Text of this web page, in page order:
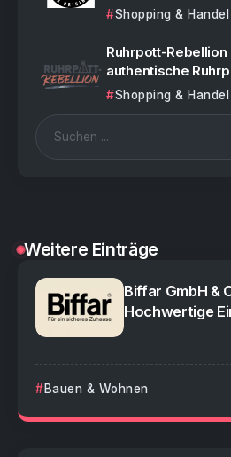
Shopping & Handel
Ruhrpott-
authentische
Shopping & Handel
Weitere Einträge
Biffar GmbH &
Hochwertige
Bauen & Wohnen